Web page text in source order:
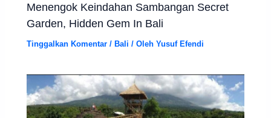
Menengok Keindahan Sambangan Secret
Garden, Hidden Gem In Bali
Tinggalkan Komentar / Bali / OlehYusuf Efendi